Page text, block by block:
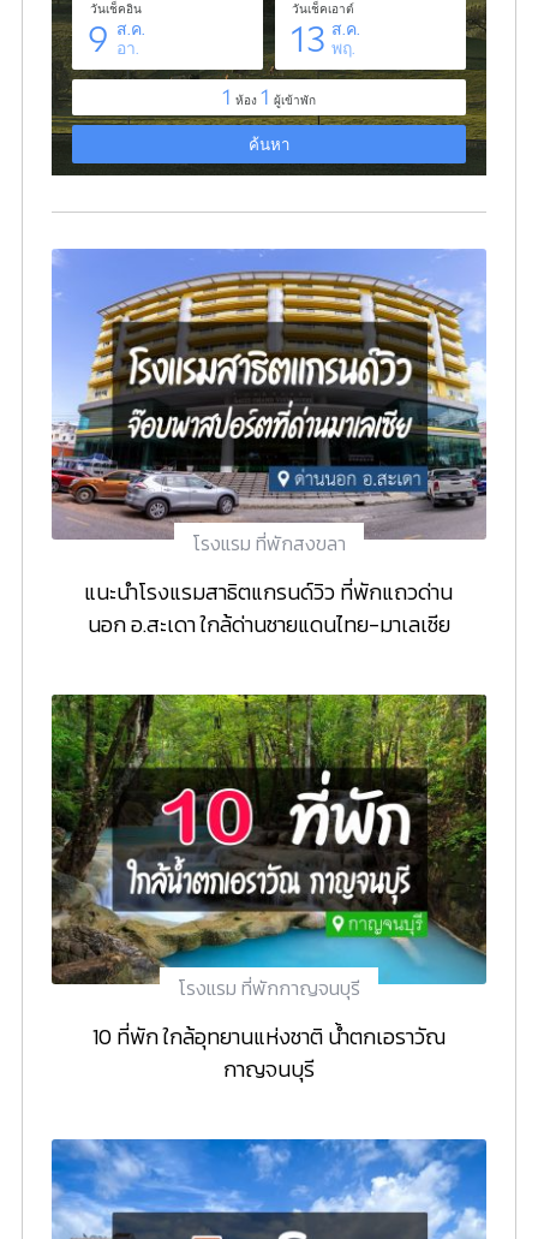
โรงแรม ที่พักสงขลา
แนะนำโรงแรมสาธิตแกรนด์วิว ที่พักแถวด่าน
นอก อ.สะเดา ใกล้ด่านชายแดนไทย-มาเลเซีย
โรงแรม ที่พักกาญจนบุรี
10 ที่พัก ใกล้อุทยานแห่งชาติ น้ำตกเอราวัณ
กาญจนบุรี